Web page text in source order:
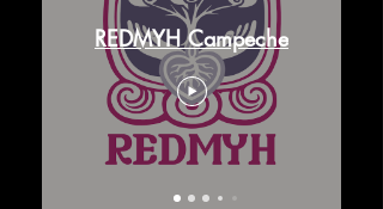
REDMYH Campeche